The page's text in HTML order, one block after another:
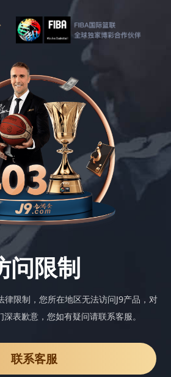
问限制
律限制，您所在地区无法访问J9产品，对
表歉意，您如有疑问请联系客服。
联系客服